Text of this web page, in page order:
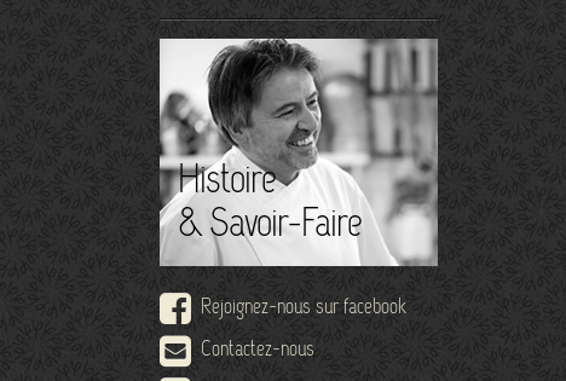
Histoire
& Savoir-Faire
Rejoignez-nous sur facebook
Contactez-nous